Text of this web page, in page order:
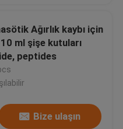
Ağırlık kaybı için
ml şişe kutuları
peptides
Bize ulaşın